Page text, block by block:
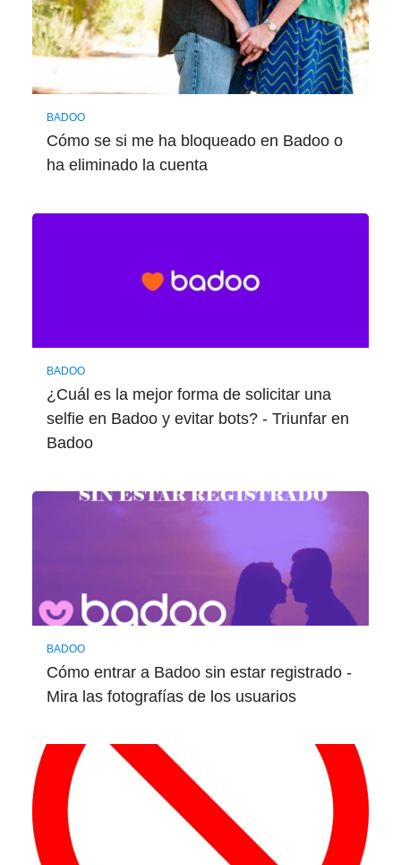
BADOO
Cómo se si me ha bloqueado en Badoo o
ha eliminado la cuenta
BADOO
¿Cuál es la mejor forma de solicitar una
selfie en Badoo y evitar bots? - Triunfar en
Badoo
BADOO
Cómo entrar a Badoo sin estar registrado -
Mira las fotografías de los usuarios